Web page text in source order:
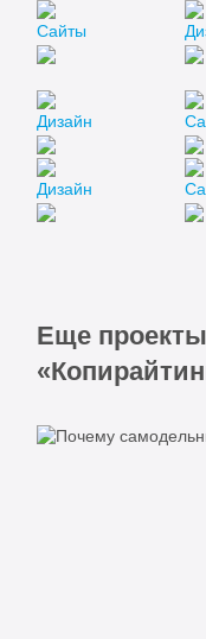
Сайты
Дизайн
Дизайн
Еще